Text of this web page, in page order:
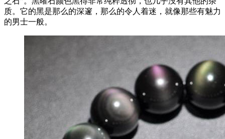
质。它的黑是那么的深邃，那么的令人着迷，就像那些有魅力
的男士一般。